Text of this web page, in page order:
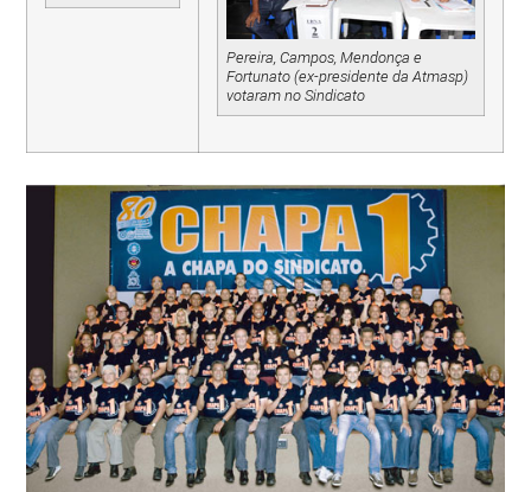
Pereira, Campos, Mendonça e
Fortunato (ex-presidente da Atmasp)
votaram no Sindicato